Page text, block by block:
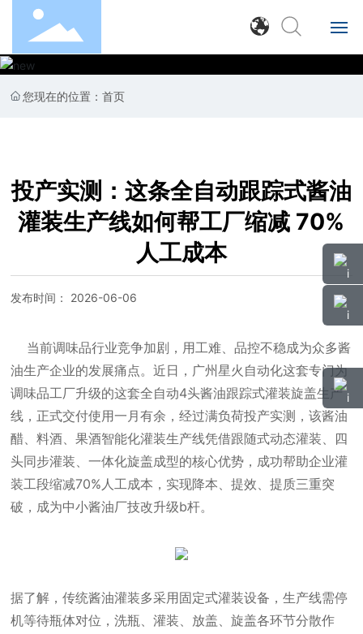
首页
成功案例
关于我们
联系我们
您现在的位置：首页
投产实测：这条全自动跟踪式酱油
灌装生产线如何帮工厂缩减 70%
人工成本
发布时间： 2026-06-06
当前调味品行业竞争加剧，用工难、品控不稳成为众多酱
油生产企业的发展痛点。近日，广州星火自动化这套专门为
调味品工厂升级的这套全自动4头酱油跟踪式灌装旋盖生产
线，正式交付使用一月有余，经过满负荷投产实测，该酱油
醋、料酒、果酒智能化灌装生产线凭借跟随式动态灌装、四
头同步灌装、一体化旋盖成型的核心优势，成功帮助企业灌
装工段缩减70%人工成本，实现降本、提效、提质三重突
破，成为中小酱油厂技改升级b杆。
据了解，传统酱油灌装多采用固定式灌装设备，生产线需停
机等待瓶体对位，洗瓶、灌装、放盖、旋盖各环节分散作